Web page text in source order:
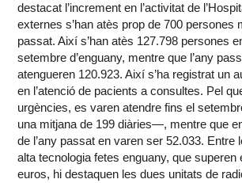
destacat l’increment en l’activitat de
externes s’han atès prop de 700 persones
passat. Així s’han atès 127.798 persones
setembre d’enguany, mentre que l’any
atengueren 120.923. Així s’ha registrat un
en l’atenció de pacients a consultes. Pel
urgències, es varen atendre fins el
una mitjana de 199 diàries—, mentre que
de l’any passat en varen ser 52.033. Entre
alta tecnologia fetes enguany, que superen
euros, hi destaquen les dues unitats de